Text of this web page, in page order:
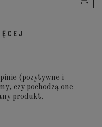
(pozytywne i
czy pochodzą one
produkt.